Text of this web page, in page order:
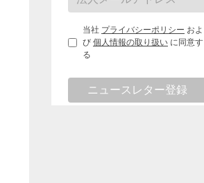
当社 プライバシーポリシー およ
び 個人情報の取り扱い に同意す
る